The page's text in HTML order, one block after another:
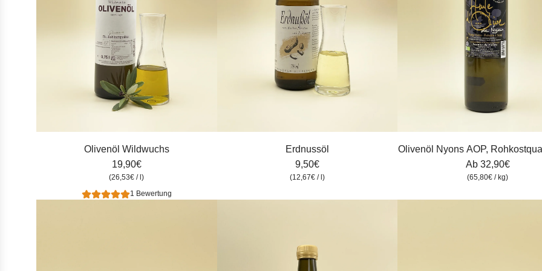
Olivenöl
Wildwuchs
hinzufügen
Olivenöl Wildwuchs
19,90€
(26,53€ / l)
1 Bewertung
Erdnussöl
Erdnussöl
9,50€
(12,67€ / )
Olivenöl Nyons AOP,
Ab 32,90€
(65,80€ / kg)